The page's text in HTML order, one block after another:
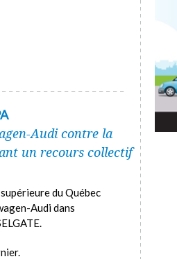
Audi contre la
un recours collectif
du Québec
Audi dans